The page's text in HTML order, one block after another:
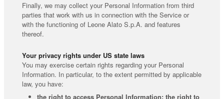
Finally, we may collect your Personal Information from third
parties that work with us in connection with the Service or
with the functioning of Leone Alato S.p.A. and features
thereof.
Your privacy rights under US state laws
You may exercise certain rights regarding your Personal
Information. In particular, to the extent permitted by applicable
law, you have:
the right to access Personal Information: the right to